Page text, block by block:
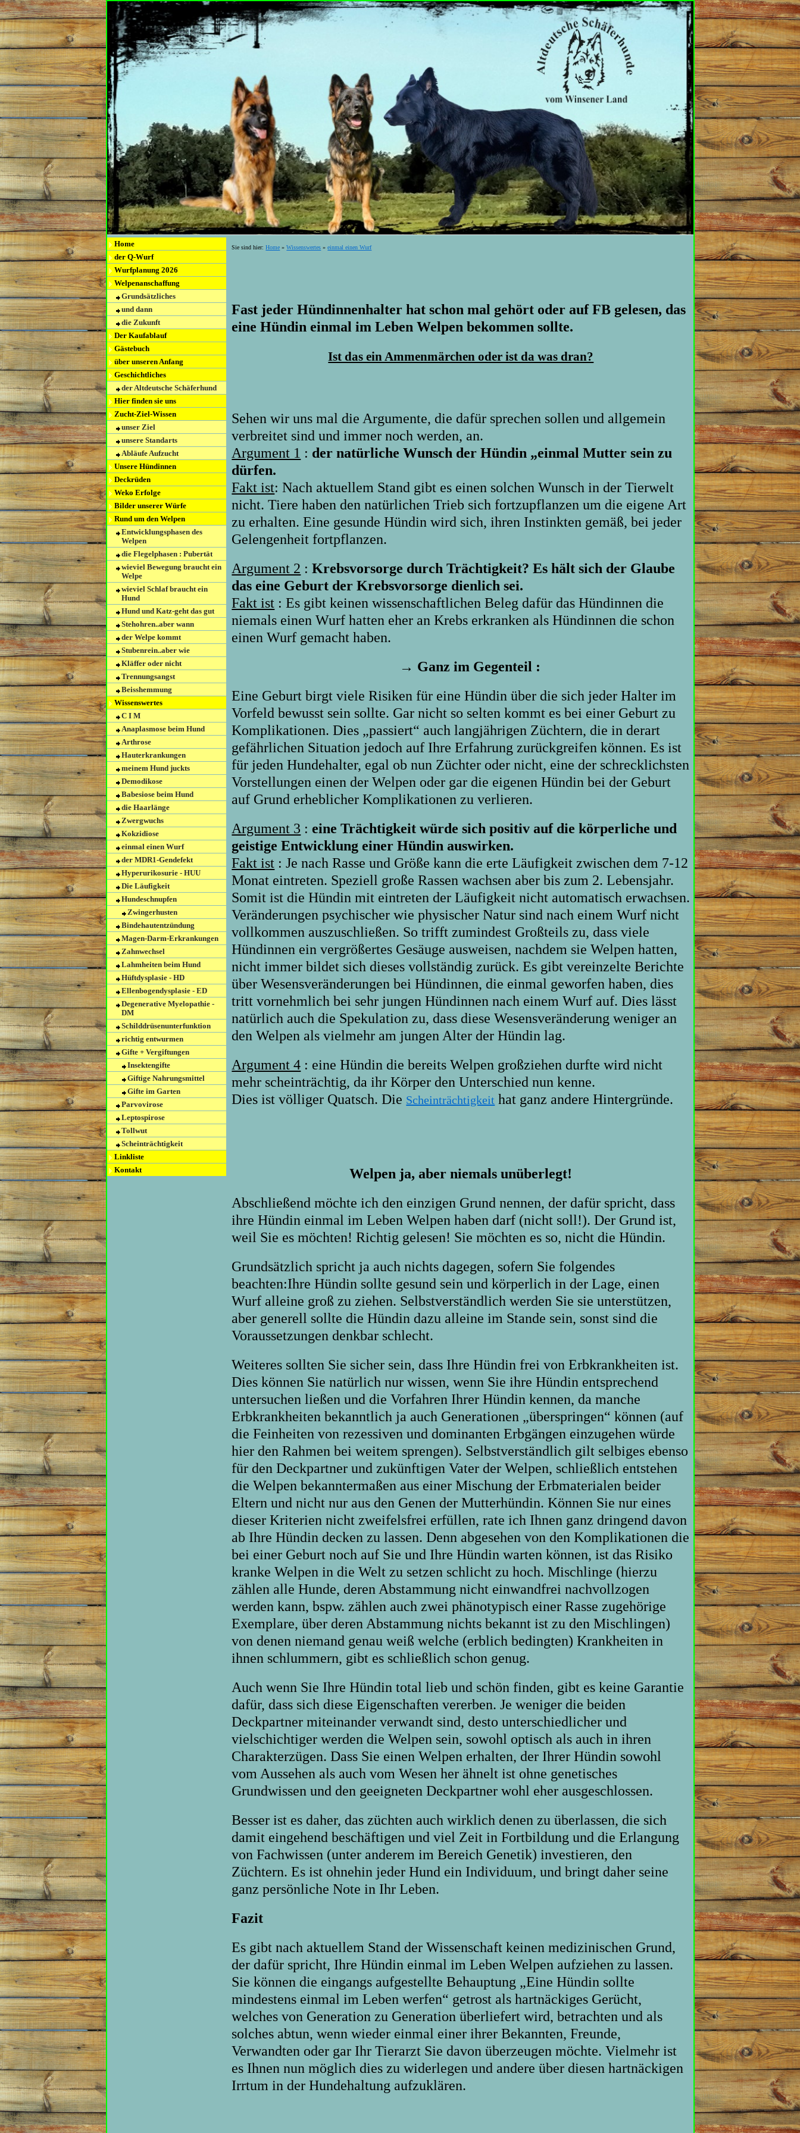
Home
der Q-Wurf
Wurfplanung 2026
Welpenanschaffung
Grundsätzliches
und dann
die Zukunft
Der Kaufablauf
Gästebuch
über unseren Anfang
Geschichtliches
der Altdeutsche Schäferhund
Hier finden sie uns
Zucht-Ziel-Wissen
unser Ziel
unsere Standarts
Abläufe Aufzucht
Unsere Hündinnen
Deckrüden
Weko Erfolge
Bilder unserer Würfe
Rund um den Welpen
Entwicklungsphasen des
Welpen
die Flegelphasen : Pubertät
wieviel Bewegung braucht ein
Welpe
wieviel Schlaf braucht ein
Hund
Hund und Katz-geht das gut
Stehohren..aber wann
der Welpe kommt
Stubenrein..aber wie
Kläffer oder nicht
Trennungsangst
Beisshemmung
Wissenswertes
C I M
Anaplasmose beim Hund
Arthrose
Hauterkrankungen
meinem Hund juckts
Demodikose
Babesiose beim Hund
die Haarlänge
Zwergwuchs
Kokzidiose
einmal einen Wurf
der MDR1-Gendefekt
Hyperurikosurie - HUU
Die Läufigkeit
Hundeschnupfen
Zwingerhusten
Bindehautentzündung
Magen-Darm-Erkrankungen
Zahnwechsel
Lahmheiten beim Hund
Hüftdysplasie - HD
Ellenbogendysplasie - ED
Degenerative Myelopathie -
DM
Schilddrüsenunterfunktion
richtig entwurmen
Gifte + Vergiftungen
Insektengifte
Giftige Nahrungsmittel
Gifte im Garten
Parvovirose
Leptospirose
Tollwut
Scheinträchtigkeit
Linkliste
Kontakt
Sie sind hier:Home »Wissenswertes »einmal einen Wurf
Fast jeder Hündinnenhalter hat schon mal gehört oder auf FB gelesen, das
eine Hündin einmal im Leben Welpen bekommen sollte.
Ist das ein Ammenmärchen oder ist da was dran?
Sehen wir uns mal die Argumente, die dafür sprechen sollen und allgemein
verbreitet sind und immer noch werden, an.
Argument 1 : der natürliche Wunsch der Hündin „einmal Mutter sein zu
dürfen.
Fakt ist: Nach aktuellem Stand gibt es einen solchen Wunsch in der Tierwelt
nicht. Tiere haben den natürlichen Trieb sich fortzupflanzen um die eigene Art
zu erhalten. Eine gesunde Hündin wird sich, ihren Instinkten gemäß, bei jeder
Gelengenheit fortpflanzen.
Argument 2 :Krebsvorsorge durch Trächtigkeit? Es hält sich der Glaube
das eine Geburt der Krebsvorsorge dienlich sei.
Fakt ist : Es gibt keinen wissenschaftlichen Beleg dafür das Hündinnen die
niemals einen Wurf hatten eher an Krebs erkranken als Hündinnen die schon
einen Wurf gemacht haben.
→ Ganz im Gegenteil :
Eine Geburt birgt viele Risiken für eine Hündin über die sich jeder Halter im
Vorfeld bewusst sein sollte. Gar nicht so selten kommt es bei einer Geburt zu
Komplikationen. Dies „passiert“ auch langjährigen Züchtern, die in derart
gefährlichen Situation jedoch auf Ihre Erfahrung zurückgreifen können. Es ist
für jeden Hundehalter, egal ob nun Züchter oder nicht, eine der schrecklichsten
Vorstellungen einen der Welpen oder gar die eigenen Hündin bei der Geburt
auf Grund erheblicher Komplikationen zu verlieren.
Argument 3 :eine Trächtigkeit würde sich positiv auf die körperliche und
geistige Entwicklung einer Hündin auswirken.
Fakt ist : Je nach Rasse und Größe kann die erte Läufigkeit zwischen dem 7-12
Monat eintreten. Speziell große Rassen wachsen aber bis zum 2. Lebensjahr.
Somit ist die Hündin mit eintreten der Läufigkeit nicht automatisch erwachsen.
Veränderungen psychischer wie physischer Natur sind nach einem Wurf nicht
vollkommen auszuschließen. So trifft zumindest Großteils zu, dass viele
Hündinnen ein vergrößertes Gesäuge ausweisen, nachdem sie Welpen hatten,
nicht immer bildet sich dieses vollständig zurück. Es gibt vereinzelte Berichte
über Wesensveränderungen bei Hündinnen, die einmal geworfen haben, dies
tritt vornehmlich bei sehr jungen Hündinnen nach einem Wurf auf. Dies lässt
natürlich auch die Spekulation zu, dass diese Wesensveränderung weniger an
den Welpen als vielmehr am jungen Alter der Hündin lag.
Argument 4 : eine Hündin die bereits Welpen großziehen durfte wird nicht
mehr scheinträchtig, da ihr Körper den Unterschied nun kenne.
Dies ist völliger Quatsch. Die Scheinträchtigkeit hat ganz andere Hintergründe.
Welpen ja, aber niemals unüberlegt!
Abschließend möchte ich den einzigen Grund nennen, der dafür spricht, dass
ihre Hündin einmal im Leben Welpen haben darf (nicht soll!). Der Grund ist,
weil Sie es möchten! Richtig gelesen! Sie möchten es so, nicht die Hündin.
Grundsätzlich spricht ja auch nichts dagegen, sofern Sie folgendes
beachten:Ihre Hündin sollte gesund sein und körperlich in der Lage, einen
Wurf alleine groß zu ziehen. Selbstverständlich werden Sie sie unterstützen,
aber generell sollte die Hündin dazu alleine im Stande sein, sonst sind die
Voraussetzungen denkbar schlecht.
Weiteres sollten Sie sicher sein, dass Ihre Hündin frei von Erbkrankheiten ist.
Dies können Sie natürlich nur wissen, wenn Sie ihre Hündin entsprechend
untersuchen ließen und die Vorfahren Ihrer Hündin kennen, da manche
Erbkrankheiten bekanntlich ja auch Generationen „überspringen“ können (auf
die Feinheiten von rezessiven und dominanten Erbgängen einzugehen würde
hier den Rahmen bei weitem sprengen). Selbstverständlich gilt selbiges ebenso
für den Deckpartner und zukünftigen Vater der Welpen, schließlich entstehen
die Welpen bekanntermaßen aus einer Mischung der Erbmaterialen beider
Eltern und nicht nur aus den Genen der Mutterhündin. Können Sie nur eines
dieser Kriterien nicht zweifelsfrei erfüllen, rate ich Ihnen ganz dringend davon
ab Ihre Hündin decken zu lassen. Denn abgesehen von den Komplikationen die
bei einer Geburt noch auf Sie und Ihre Hündin warten können, ist das Risiko
kranke Welpen in die Welt zu setzen schlicht zu hoch. Mischlinge (hierzu
zählen alle Hunde, deren Abstammung nicht einwandfrei nachvollzogen
werden kann, bspw. zählen auch zwei phänotypisch einer Rasse zugehörige
Exemplare, über deren Abstammung nichts bekannt ist zu den Mischlingen)
von denen niemand genau weiß welche (erblich bedingten) Krankheiten in
ihnen schlummern, gibt es schließlich schon genug.
Auch wenn Sie Ihre Hündin total lieb und schön finden, gibt es keine Garantie
dafür, dass sich diese Eigenschaften vererben. Je weniger die beiden
Deckpartner miteinander verwandt sind, desto unterschiedlicher und
vielschichtiger werden die Welpen sein, sowohl optisch als auch in ihren
Charakterzügen. Dass Sie einen Welpen erhalten, der Ihrer Hündin sowohl
vom Aussehen als auch vom Wesen her ähnelt ist ohne genetisches
Grundwissen und den geeigneten Deckpartner wohl eher ausgeschlossen.
Besser ist es daher, das züchten auch wirklich denen zu überlassen, die sich
damit eingehend beschäftigen und viel Zeit in Fortbildung und die Erlangung
von Fachwissen (unter anderem im Bereich Genetik) investieren, den
Züchtern. Es ist ohnehin jeder Hund ein Individuum, und bringt daher seine
ganz persönliche Note in Ihr Leben.
Fazit
Es gibt nach aktuellem Stand der Wissenschaft keinen medizinischen Grund,
der dafür spricht, Ihre Hündin einmal im Leben Welpen aufziehen zu lassen.
Sie können die eingangs aufgestellte Behauptung „Eine Hündin sollte
mindestens einmal im Leben werfen“ getrost als hartnäckiges Gerücht,
welches von Generation zu Generation überliefert wird, betrachten und als
solches abtun, wenn wieder einmal einer ihrer Bekannten, Freunde,
Verwandten oder gar Ihr Tierarzt Sie davon überzeugen möchte. Vielmehr ist
es Ihnen nun möglich dies zu widerlegen und andere über diesen hartnäckigen
Irrtum in der Hundehaltung aufzuklären.